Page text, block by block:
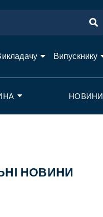
Випускнику
НОВИНИ
НОВИНИ